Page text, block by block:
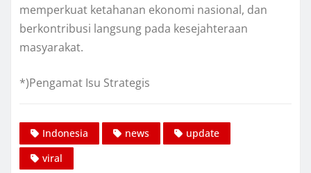
memperkuat ketahanan ekonomi nasional, dan
berkontribusi langsung pada kesejahteraan
masyarakat.
*)Pengamat Isu Strategis
Indonesia news
update
viral